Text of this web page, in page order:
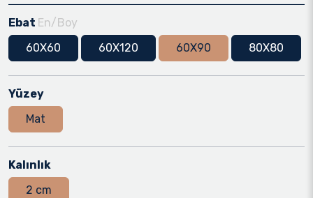
Ebat En/Boy
60X60
60X120 60X90 80X80
Yüzey
Mat
Kalınlık
2 cm